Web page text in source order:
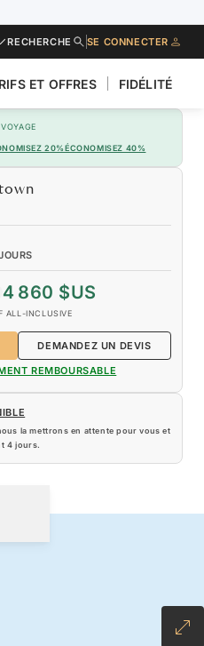
RECHERCHE SE CONNECTER
ET OFFRES FIDÉLITÉ
20%ÉCONOMISEZ 40%
4 860 $US
ALL-INCLUSIVE
DEMANDEZ UN DEVIS
REMBOURSABLE
la mettrons en attente pour vous et
4 jours.